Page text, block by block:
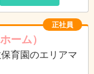
正社員
ーム）
育園のエリアマ